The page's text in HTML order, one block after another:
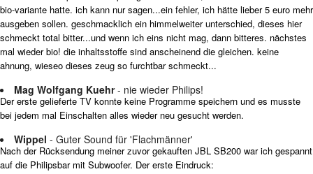
bio-variante hatte. ich kann nur sagen...ein fehler, ich hätte lieber 5 euro mehr
ausgeben sollen. geschmacklich ein himmelweiter unterschied, dieses hier
schmeckt total bitter...und wenn ich eins nicht mag, dann bitteres. nächstes
mal wieder bio! die inhaltsstoffe sind anscheinend die gleichen. keine
ahnung, wieseo dieses zeug so furchtbar schmeckt...
Mag Wolfgang Kuehr- nie wieder Philips!
Der erste gelieferte TV konnte keine Programme speichern und es musste
bei jedem mal Einschalten alles wieder neu gesucht werden.
Wippel - Guter Sound für 'Flachmänner'
Nach der Rücksendung meiner zuvor gekauften JBL SB200 war ich gespannt
auf die Philipsbar mit Subwoofer. Der erste Eindruck: